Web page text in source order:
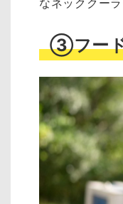
なネッククーラ
③フー